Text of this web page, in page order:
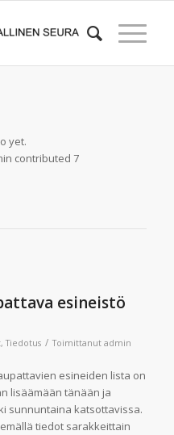
yet.
contributed 7
esineistö
,Tiedotus / Toimittanut admin
esineiden lista on
lisäämään tänään ja
sunnuntaina katsottavissa.
tiedot sarakkeittain